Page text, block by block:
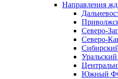
Направления жд
Северо-
Северо-
Южный